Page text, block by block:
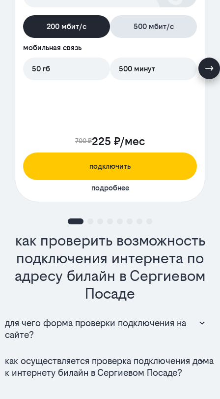
200 мбит/с 500 мбит/с
мобильная связь
50 гб 500 минут
700 ₽225 ₽/мес
подключить
подробнее
как проверить возможность
подключения интернета по
адресу билайн в Сергиевом
Посаде
для чего форма проверки подключения на
сайте?
как осуществляется проверка подключения дома
к интернету билайн в Сергиевом Посаде?